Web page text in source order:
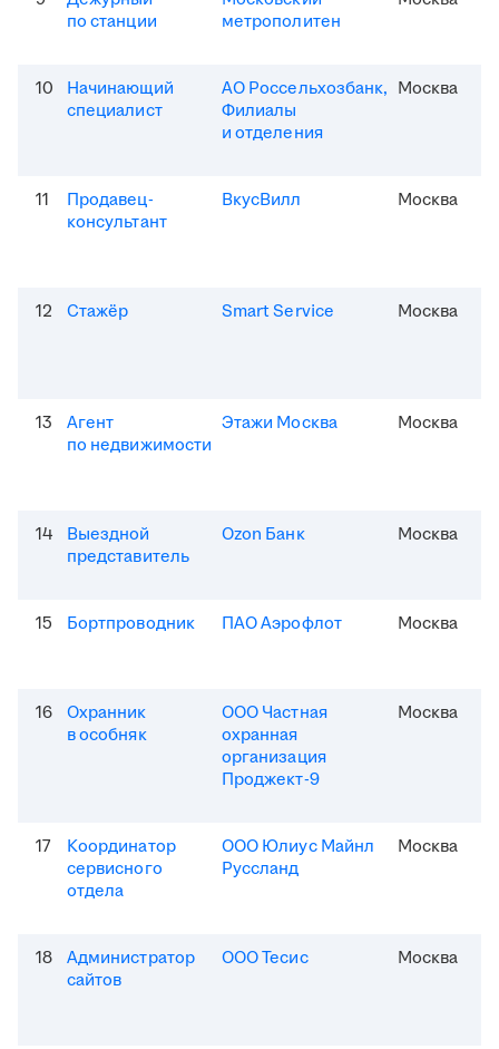
по станции
метрополитен
10
Начинающий
специалист
АО Россельхозбанк,
Филиалы
и отделения
Москва
11
Продавец-
консультант
ВкусВилл Москва
12 Стажёр Smart Service Москва
13
Агент
по недвижимости
Этажи Москва Москва
14
Выездной
представитель
Ozon Банк Москва
15 Бортпроводник ПАО Аэрофлот Москва
16
Охранник
в особняк
ООО Частная
охранная
организация
Проджект-9
Москва
17
Координатор
сервисного
отдела
ООО Юлиус Майнл
Руссланд
Москва
18
Администратор
сайтов
ООО Тесис Москва